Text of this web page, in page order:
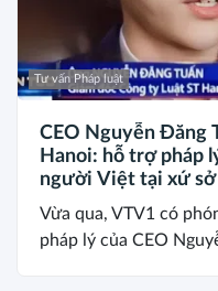
Tư vấn Pháp luật
CEO Nguyễn Đăng
Hanoi: hỗ trợ pháp
người Việt tại xứ sở
Vừa qua, VTV1 có
pháp lý của CEO